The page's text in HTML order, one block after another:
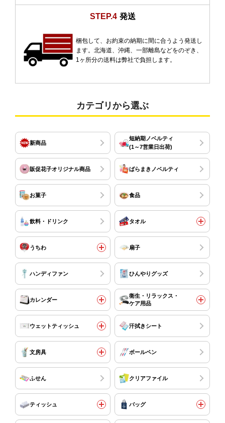
STEP.4 発送
梱包して、お約束の納期に間に合うよう発送し
ます。北海道、沖縄、一部離島などをのぞき、
1ヶ所分の送料は弊社で負担します。
カテゴリから選ぶ
新商品
短納期ノベルティ
(1～7営業日出荷)
販促花子オリジナル商品 ばらまきノベルティ
お菓子 食品
飲料・ドリンク タオル
うちわ 扇子
ハンディファン ひんやりグッズ
カレンダー
衛生・リラックス・
ケア用品
ウェットティッシュ 汗拭きシート
文房具 ボールペン
ふせん クリアファイル
ティッシュ バッグ